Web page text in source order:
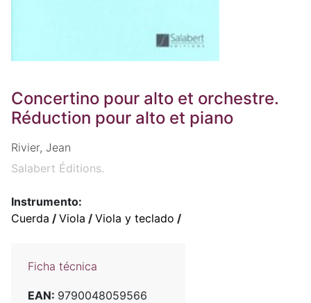
Concertino pour alto et orchestre.
Réduction pour alto et piano
Rivier, Jean
Salabert Éditions.
Instrumento:
Cuerda / Viola / Viola y teclado /
Ficha técnica
EAN: 9790048059566